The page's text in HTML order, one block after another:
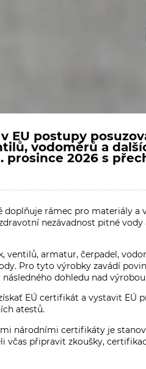
EU postupy
vodoměrů a
prosince 2026 s
doplňuje rámec pro materiály
nezávadnost pitné vody
armatur, čerpadel,
Pro tyto výrobky zavádí
dohledu nad
EÚ certifikát a vystavit EÚ
atestů.
národními certifikáty je
připravit zkoušky,